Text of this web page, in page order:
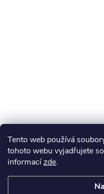
Tento web používá
tohoto webu vyjadřujete
informacízde.